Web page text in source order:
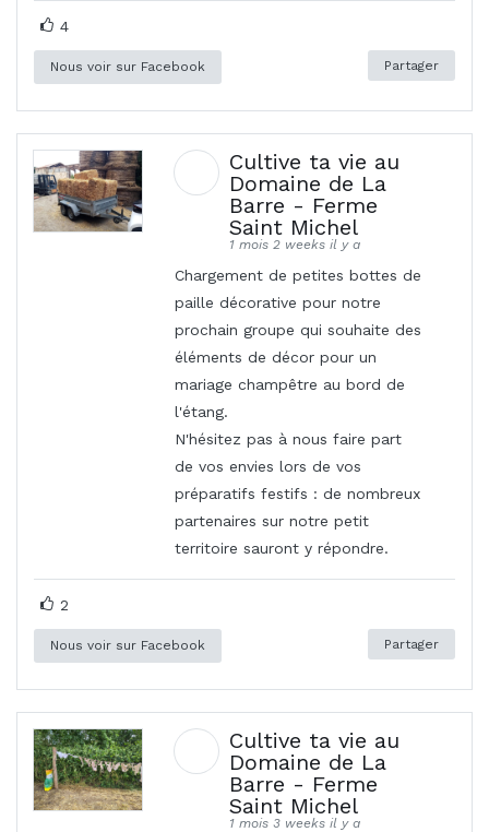
4
Nous voir sur Facebook Partager
Cultive ta vie au
Domaine de La
Barre - Ferme
Saint Michel
1 mois 2 weeks il y a
Chargement de petites bottes de
paille décorative pour notre
prochain groupe qui souhaite des
éléments de décor pour un
mariage champêtre au bord de
l'étang.
N'hésitez pas à nous faire part
de vos envies lors de vos
préparatifs festifs : de nombreux
partenaires sur notre petit
territoire sauront y répondre.
2
Nous voir sur Facebook Partager
Cultive ta vie au
Domaine de La
Barre - Ferme
Saint Michel
1 mois 3 weeks il y a